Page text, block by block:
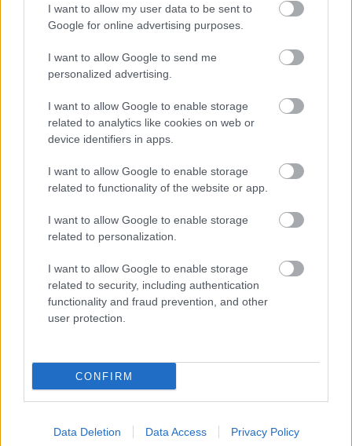
I want to allow my user data to be sent to
Google for online advertising purposes.
I want to allow Google to send me
personalized advertising.
I want to allow Google to enable storage
related to analytics like cookies on web or
device identifiers in apps.
I want to allow Google to enable storage
related to functionality of the website or app.
I want to allow Google to enable storage
related to personalization.
I want to allow Google to enable storage
related to security, including authentication
functionality and fraud prevention, and other
user protection.
CONFIRM
Data Deletion Data Access Privacy Policy
Το ελληνικό βιβλίο που προτείνει η Dua Lipa δεν το
διάβασες στο σχολείο: Τι εστί «Deepfake»
Το γνωστό φαγητό ξενύχτηδων που ακρίβυνε
αστρονομικά το 1989
Η χώρα στην οποία βρίσκεται το καλύτερο μέρος